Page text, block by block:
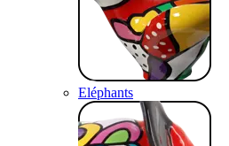
Eléphants